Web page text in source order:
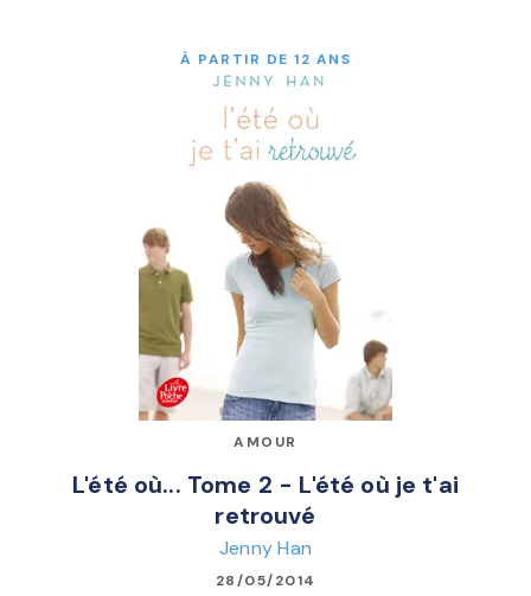
À PARTIR DE 12 ANS
AMOUR
L'été où... Tome 2 - L'été où je t'ai
retrouvé
Jenny Han
28/05/2014